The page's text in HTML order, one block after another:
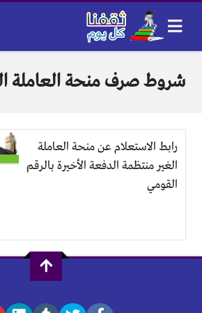
شروط صرف منحة العاملة
رابط الاستعلام عن منحة العاملة
الغير منتظمة الدفعة الأخيرة بالرقم
القومي